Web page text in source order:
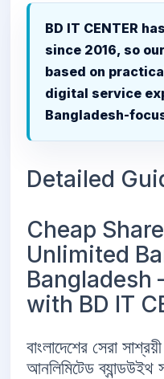
BD IT CENTER
since 2016, so
based on
digital service
Bangladesh-
Detailed
Cheap
Unlimited
Bangladesh
with BD IT
বাংলাদেশের সেরা
আনলিমিটেড ব্যান্ডউইথ